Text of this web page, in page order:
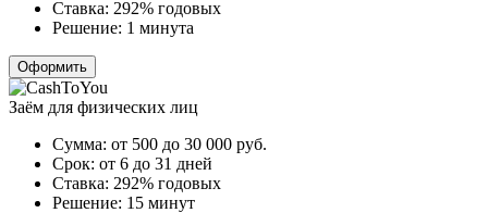
Ставка: 292% годовых
Решение: 1 минута
Оформить
Заём для физических лиц
Сумма: от 500 до 30 000 руб.
Срок: от 6 до 31 дней
Ставка: 292% годовых
Решение: 15 минут